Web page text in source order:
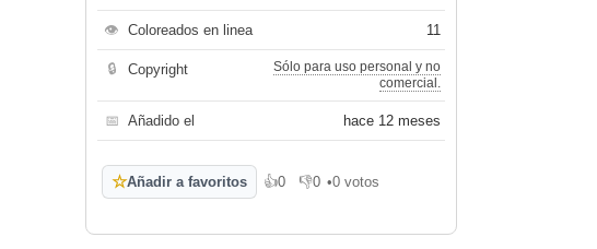
👁 Coloreados en linea 11
🔒 Copyright
Sólo para uso personal y no
comercial.
📅 Añadido el hace 12 meses
☆Añadir a favoritos 👍0
Me gusta
👎0
No me gusta
•0 votos